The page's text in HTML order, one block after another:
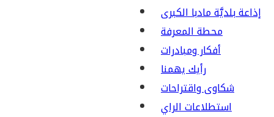
إذاعة بلديَّة مادبا الكبرى
محطة المعرفة
أفكار ومبادرات
رأيك يهمنا
شكاوى واقتراحات
استطلاعات الراي